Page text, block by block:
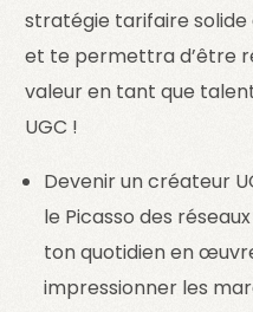
stratégie tarifaire
et te permettra d’être
valeur en tant que
UGC !
Devenir un créateur
le Picasso des
ton quotidien en
impressionner les